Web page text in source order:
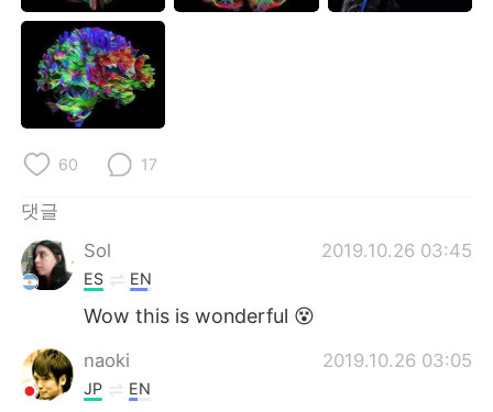
Türkçe Tiếng Việt
Português
60 17
댓글
Sol
2019.10.26 03:45
ES EN
Wow this is wonderful 😵
naoki 2019.10.26 03:05
JP EN